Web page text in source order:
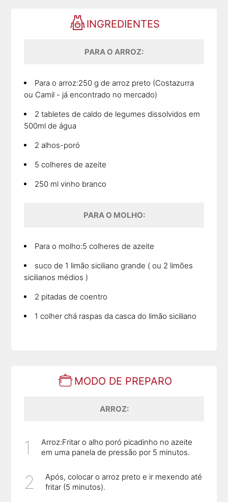
INGREDIENTES
PARA O ARROZ:
Para o arroz:250 g de arroz preto (Costazurra
ou Camil - já encontrado no mercado)
2 tabletes de caldo de legumes dissolvidos em
500ml de água
2 alhos-poró
5 colheres de azeite
250 ml vinho branco
PARA O MOLHO:
Para o molho:5 colheres de azeite
suco de 1 limão siciliano grande ( ou 2 limões
sicilianos médios )
2 pitadas de coentro
1 colher chá raspas da casca do limão siciliano
MODO DE PREPARO
ARROZ:
Arroz:Fritar o alho poró picadinho no azeite
em uma panela de pressão por 5 minutos.
Após, colocar o arroz preto e ir mexendo até
fritar (5 minutos).